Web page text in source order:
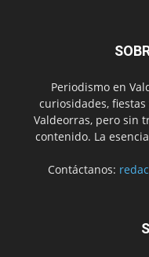
Periodismo en
curiosidades,
Valdeorras, pero sin
contenido. La
Contáctanos: